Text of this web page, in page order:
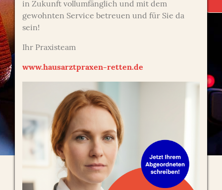
in Zukunft vollumfänglich und mit dem
gewohnten Service betreuen und für Sie da
sein!
Ihr Praxisteam
www.hausarztpraxen-retten.de
Führerscheinuntersuchung
Führerscheinuntersuchung